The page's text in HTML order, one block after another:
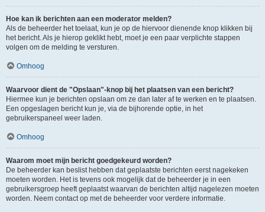
Hoe kan ik berichten aan een moderator melden?
Als de beheerder het toelaat, kun je op de hiervoor dienende knop klikken bij
het bericht. Als je hierop geklikt hebt, moet je een paar verplichte stappen
volgen om de melding te versturen.
Omhoog
Waarvoor dient de "Opslaan"-knop bij het plaatsen van een bericht?
Hiermee kun je berichten opslaan om ze dan later af te werken en te plaatsen.
Een opgeslagen bericht kun je, via de bijhorende optie, in het
gebruikerspaneel weer laden.
Omhoog
Waarom moet mijn bericht goedgekeurd worden?
De beheerder kan beslist hebben dat geplaatste berichten eerst nagekeken
moeten worden. Het is tevens ook mogelijk dat de beheerder je in een
gebruikersgroep heeft geplaatst waarvan de berichten altijd nagelezen moeten
worden. Neem contact op met de beheerder voor verdere informatie.